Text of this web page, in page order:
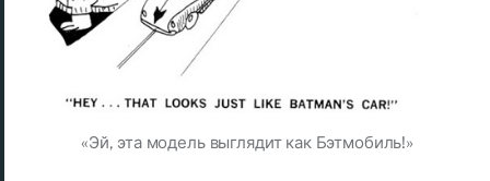
«Эй, эта модель выглядит как Бэтмобиль!»